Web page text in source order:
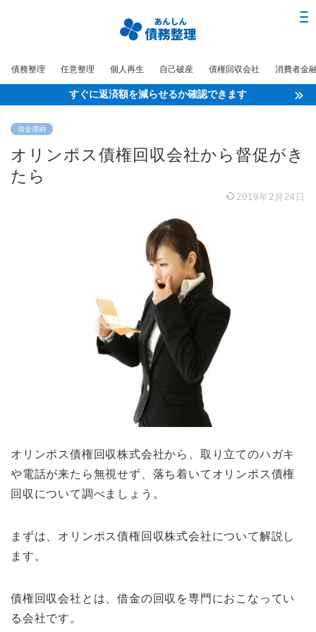
債務整理 任意整理 個人再生 自己破産 債権回収会社 消費者金
すぐに返済額を減らせるか確認できます
借金滞納
オリンポス債権回収会社から督促がき
たら
2019年2月24日
オリンポス債権回収株式会社から、取り立てのハガキ
や電話が来たら無視せず、落ち着いてオリンポス債権
回収について調べましょう。
まずは、オリンポス債権回収株式会社について解説し
ます。
債権回収会社とは、借金の回収を専門におこなってい
る会社です。